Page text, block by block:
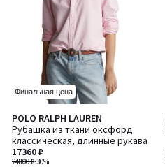
Финальная цена
POLO RALPH LAUREN
Рубашка из ткани оксфорд
классическая, длинные рукава
24800 ₽-30%
17360 ₽
4,3
/ 5